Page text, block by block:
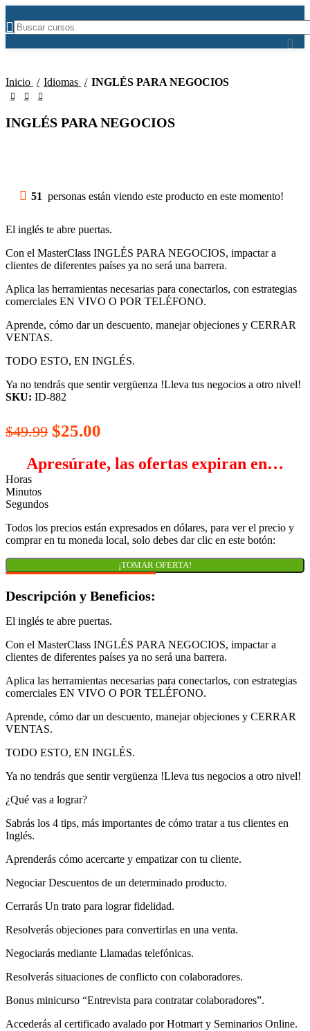
Inicio Idiomas INGLÉS PARA NEGOCIOS
INGLÉS PARA NEGOCIOS
51 personas están viendo este producto en este momento!
El inglés te abre puertas.
Con el MasterClass INGLÉS PARA NEGOCIOS, impactar a
clientes de diferentes países ya no será una barrera.
Aplica las herramientas necesarias para conectarlos, con estrategias
comerciales EN VIVO O POR TELÉFONO.
Aprende, cómo dar un descuento, manejar objeciones y CERRAR
VENTAS.
TODO ESTO, EN INGLÉS.
Ya no tendrás que sentir vergüenza !Lleva tus negocios a otro nivel!
SKU: ID-882
$49.99 El
original
$25.00
actual
Apresúrate, las ofertas expiran en…
Horas
Minutos
Segundos
Todos los precios están expresados en dólares, para ver el precio y
comprar en tu moneda local, solo debes dar clic en este botón:
¡TOMAR OFERTA!
Descripción y Beneficios:
El inglés te abre puertas.
Con el MasterClass INGLÉS PARA NEGOCIOS, impactar a
clientes de diferentes países ya no será una barrera.
Aplica las herramientas necesarias para conectarlos, con estrategias
comerciales EN VIVO O POR TELÉFONO.
Aprende, cómo dar un descuento, manejar objeciones y CERRAR
VENTAS.
TODO ESTO, EN INGLÉS.
Ya no tendrás que sentir vergüenza !Lleva tus negocios a otro nivel!
¿Qué vas a lograr?
Sabrás los 4 tips, más importantes de cómo tratar a tus clientes en
Inglés.
Aprenderás cómo acercarte y empatizar con tu cliente.
Negociar Descuentos de un determinado producto.
Cerrarás Un trato para lograr fidelidad.
Resolverás objeciones para convertirlas en una venta.
Negociarás mediante Llamadas telefónicas.
Resolverás situaciones de conflicto con colaboradores.
Bonus minicurso “Entrevista para contratar colaboradores”.
Accederás al certificado avalado por Hotmart y Seminarios Online.